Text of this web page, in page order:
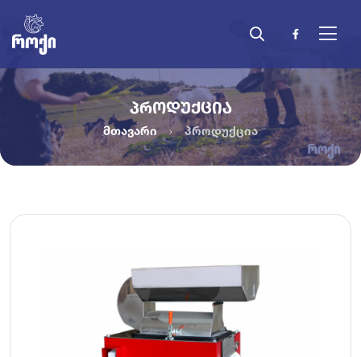
ᲞᲠᲝᲓᲣᲥᲪᲘᲐ
მთავარი პროდუქცია